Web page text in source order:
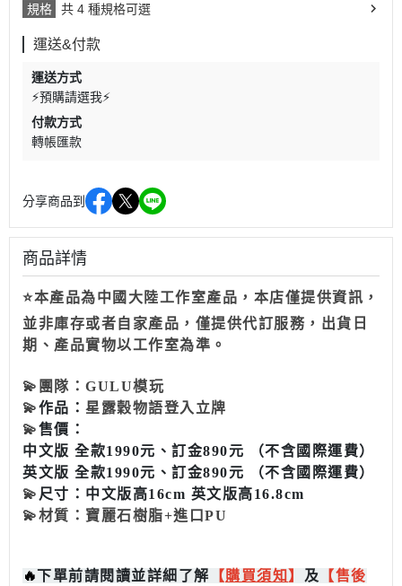
規格 共 4 種規格可選
運送&付款
運送方式
⚡預購請選我⚡
付款方式
轉帳匯款
分享商品到
商品詳情
⭐本產品為中國大陸工作室產品，本店僅提供資訊，
並非庫存或者自家產品，僅提供代訂服務，出貨日
期、產品實物以工作室為準。
💫 團隊：GULU模玩
💫作品： 星露穀物語登入立牌
💫售價：
中文版 全款1990元、訂金890元 （不含國際運費）
英文版 全款1990元、訂金890元 （不含國際運費）
💫 尺寸：中文版高16cm 英文版高16.8cm
💫材質：寶麗石樹脂+進口PU
🔥下單前請閱讀並詳細了解 【購買須知 】 及 【售後